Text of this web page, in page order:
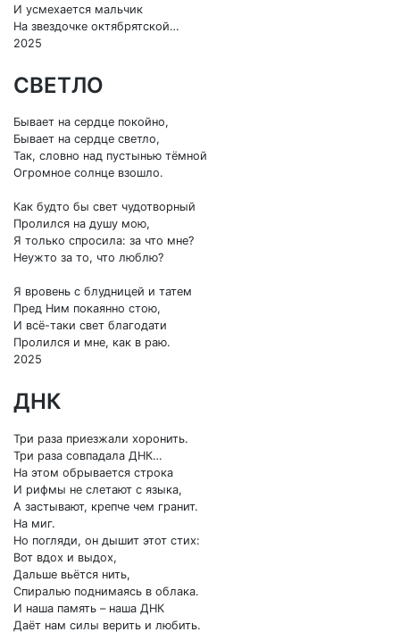
И усмехается мальчик
На звездочке октябрятской…
2025
СВЕТЛО
Бывает на сердце покойно,
Бывает на сердце светло,
Так, словно над пустынью тёмной
Огромное солнце взошло.
Как будто бы свет чудотворный
Пролился на душу мою,
Я только спросила: за что мне?
Неужто за то, что люблю?
Я вровень с блудницей и татем
Пред Ним покаянно стою,
И всё-таки свет благодати
Пролился и мне, как в раю.
2025
ДНК
Три раза приезжали хоронить.
Три раза совпадала ДНК…
На этом обрывается строка
И рифмы не слетают с языка,
А застывают, крепче чем гранит.
На миг.
Но погляди, он дышит этот стих:
Вот вдох и выдох,
Дальше вьётся нить,
Спиралью поднимаясь в облака.
И наша память – наша ДНК
Даёт нам силы верить и любить.